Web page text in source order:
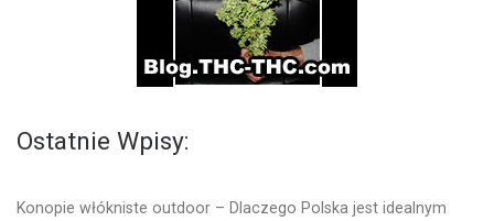
Ostatnie Wpisy:
Konopie włókniste outdoor – Dlaczego Polska jest idealnym